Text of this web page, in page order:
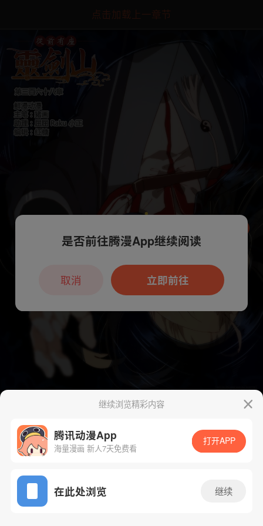
点击加载上一章节
App免费看
下一话 腾漫App免费看
继续浏览精彩内容
腾讯动漫App
海量漫画 新人7天免费看
打开APP
在此处浏览 继续
本章节仅支持App阅读，可打开App新用
户7天免费看
是否前往腾漫App继续阅读
立即前往
取消